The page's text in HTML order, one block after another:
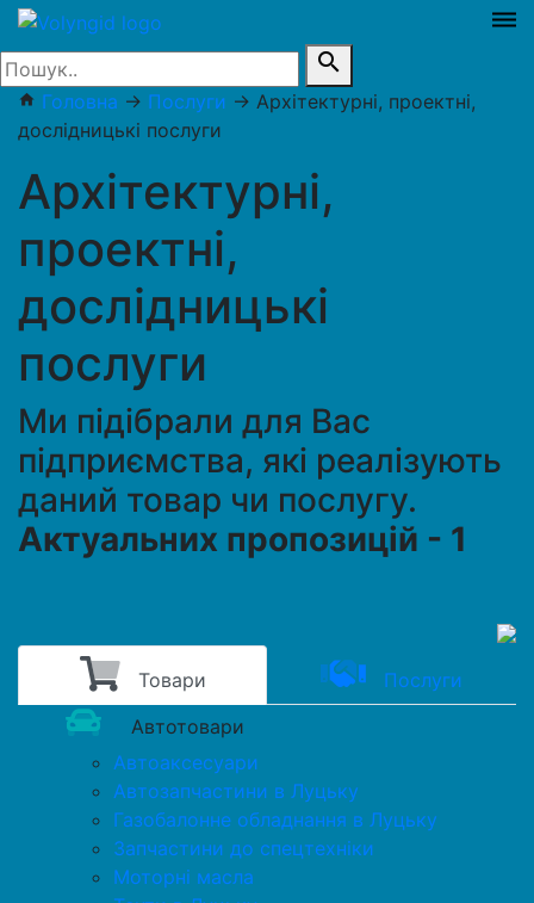
dehaze
search
home Головна → Послуги → Архітектурні, проектні,
дослідницькі послуги
Архітектурні,
проектні,
дослідницькі
послуги
Ми підібрали для Вас
підприємства, які реалізують
даний товар чи послугу.
Актуальних пропозицій - 1
Товари
Послуги
Автотовари
Автоаксесуари
Автозапчастини в Луцьку
Газобалонне обладнання в Луцьку
Запчастини до спецтехніки
Моторні масла